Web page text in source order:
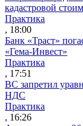
кадастровой
Практика
, 18:00
Банк «Траст»
«Гема-Инвест»
Практика
, 17:51
ВС запретил
НДС
Практика
, 16:26